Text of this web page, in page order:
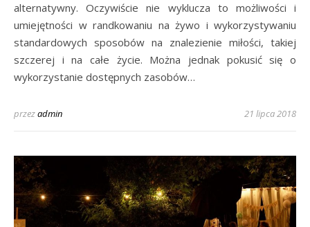
alternatywny. Oczywiście nie wyklucza to możliwości i
umiejętności w randkowaniu na żywo i wykorzystywaniu
standardowych sposobów na znalezienie miłości, takiej
szczerej i na całe życie. Można jednak pokusić się o
wykorzystanie dostępnych zasobów…
przezadmin 21 lipca 2018